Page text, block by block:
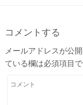
コメントする
メールアドレスが公
ている欄は必須項目